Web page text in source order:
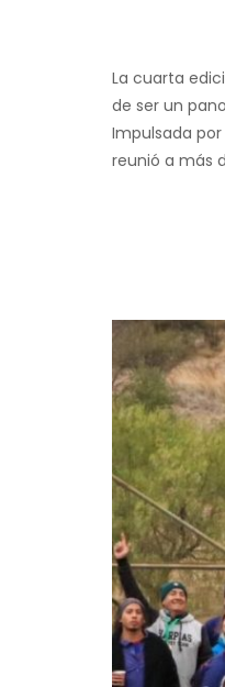
La cuarta
de ser un
Impulsada
reunió a más